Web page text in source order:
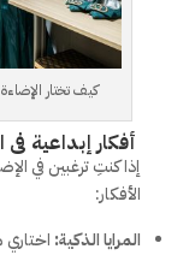
كيف تختار الإضاءة
أفكار إبداعية
إذا كنتِ ترغبين في
الأفكار:
المرايا الذكية: